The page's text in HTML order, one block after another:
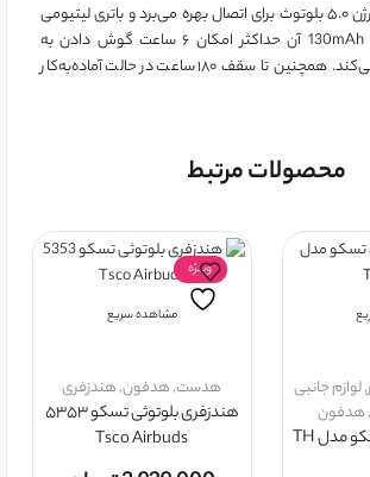
TH 5381 تسکو از ورژن ۵.۰ بلوتوث برای اتصال بهره می‌برد و باتری لیتیومی
قابل شارژ با ظرفیت 130mAh آن حداکثر امکان ۶ ساعت گوش دادن به
موسیقی را فراهم می‌کند. همچنین تا سقف ۱۸۰ ساعت در حالت آماده‌به‌کار
محصولات مرتبط
,لوازم جانبی
هدفون
هدست بلوتوثی تسکو مدل TH
ویــژه
مشاهده سریع
هدست,هدفون,هندزفری
هندزفری بلوتوثی تسکو ۵۳۵۳
Tsco Airbuds